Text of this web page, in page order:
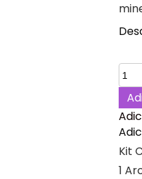
de
Kit
Kit
1